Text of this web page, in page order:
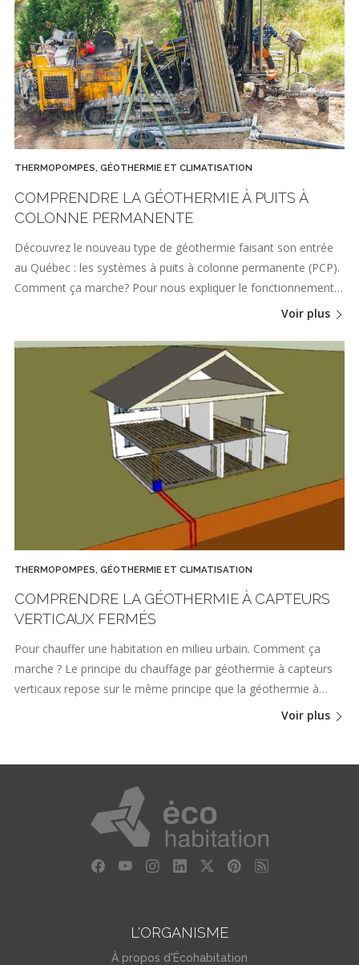
THERMOPOMPES, GÉOTHERMIE ET CLIMATISATION
COMPRENDRE LA GÉOTHERMIE À PUITS À
COLONNE PERMANENTE
Découvrez le nouveau type de géothermie faisant son entrée
au Québec : les systèmes à puits à colonne permanente (PCP).
Comment ça marche? Pour nous expliquer le fonctionnement…
Voir plus
THERMOPOMPES, GÉOTHERMIE ET CLIMATISATION
COMPRENDRE LA GÉOTHERMIE À CAPTEURS
VERTICAUX FERMÉS
Pour chauffer une habitation en milieu urbain. Comment ça
marche ? Le principe du chauffage par géothermie à capteurs
verticaux repose sur le même principe que la géothermie à…
Voir plus
L'ORGANISME
À propos d'Écohabitation